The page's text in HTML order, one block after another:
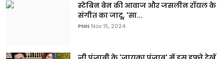
स्टेबिन बेन की आवाज और जसलीन रॉयल के
संगीत का जादू, 'सा...
PNN Nov 15, 2024